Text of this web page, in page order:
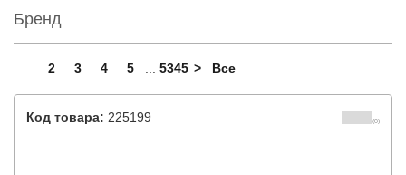
Бренд
2 3 4 5 5345 > Все
Код товара: 225199 (0)